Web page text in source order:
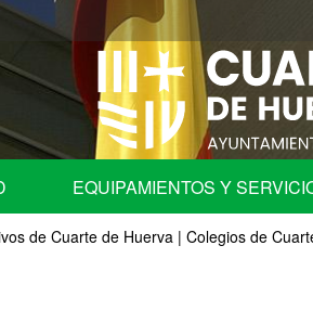
EQUIPAMIENTOS Y
Programa de Fiestas
de Cuarte de Huerva | Colegios de